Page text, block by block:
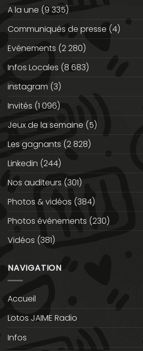
A la une (9 335)
Communiqués de presse (4)
Evénements (2 280)
Infos Locales (8 683)
instagram (3)
Invités (1 096)
Jeux de la semaine (5)
Les gagnants (2 828)
Linkedin (244)
Nos auditeurs (301)
Photos & vidéos (384)
Photos événements (230)
Vidéos (381)
NAVIGATION
Accueil
Lotos JAIME Radio
Infos